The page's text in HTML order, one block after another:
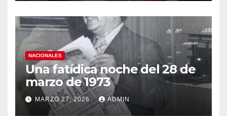
NACIONALES
Una fatídica noche del 28 de
marzo de 1973
MARZO 27, 2026 ADMIN